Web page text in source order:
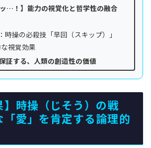
ッ…！】能力の視覚化と哲学性の融合
時操の必殺技「早回（スキップ）」
視覚効果
証する、人類の創造性の価値
】時操（じそう）の戦
「愛」を肯定する論理的